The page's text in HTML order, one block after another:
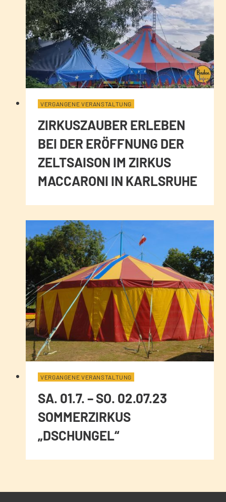
VERGANGENE VERANSTALTUNG
ZIRKUSZAUBER ERLEBEN
BEI DER ERÖFFNUNG DER
ZELTSAISON IM ZIRKUS
MACCARONI IN KARLSRUHE
VERGANGENE VERANSTALTUNG
SA. 01.7. – SO. 02.07.23
SOMMERZIRKUS
„DSCHUNGEL“